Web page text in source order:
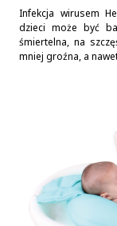
Infekcja wirusem
dzieci może być
śmiertelna, na
mniej groźna, a